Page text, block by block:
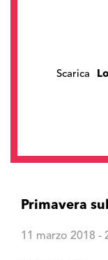
Scarica
Primavera
11 marzo 2018 -